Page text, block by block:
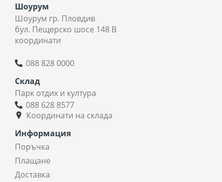
Шоурум
Шоурум гр. Пловдив
бул. Пещерско шосе 148 В
координати
088 828 0000
Склад
Парк отдих и култура
088 628 8577
Координати на склада
Информация
Поръчка
Плащане
Доставка